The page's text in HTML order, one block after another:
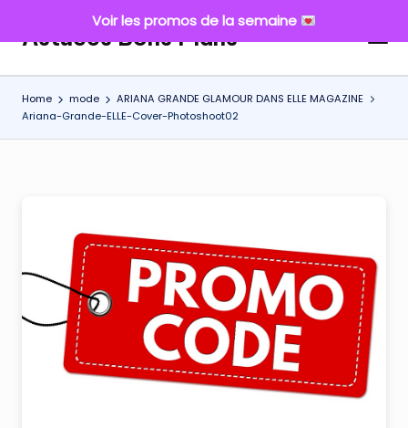
Skip
content
Astuces Bons Plans
Home mode
ARIANA GRANDE GLAMOUR DANS ELLE MAGAZINE
Ariana-Grande-ELLE-Cover-Photoshoot02
Voir les promos de la semaine